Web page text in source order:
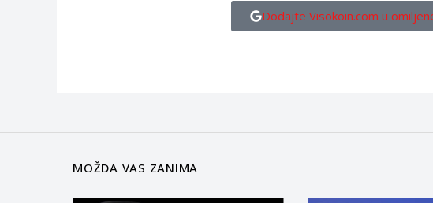
Dodajte Visokoin.com u
MOŽDA VAS ZANIMA